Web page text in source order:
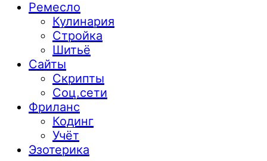
Ремесло
Кулинария
Стройка
Шитьё
Сайты
Скрипты
Соц.сети
Фриланс
Кодинг
Учёт
Эзотерика